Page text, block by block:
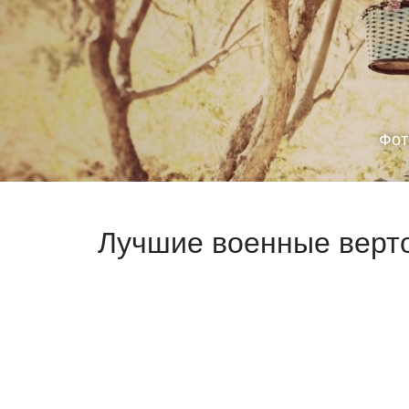
Лучшие военные